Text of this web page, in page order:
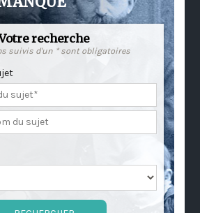
recherche
suivis d'un * sont obligatoires